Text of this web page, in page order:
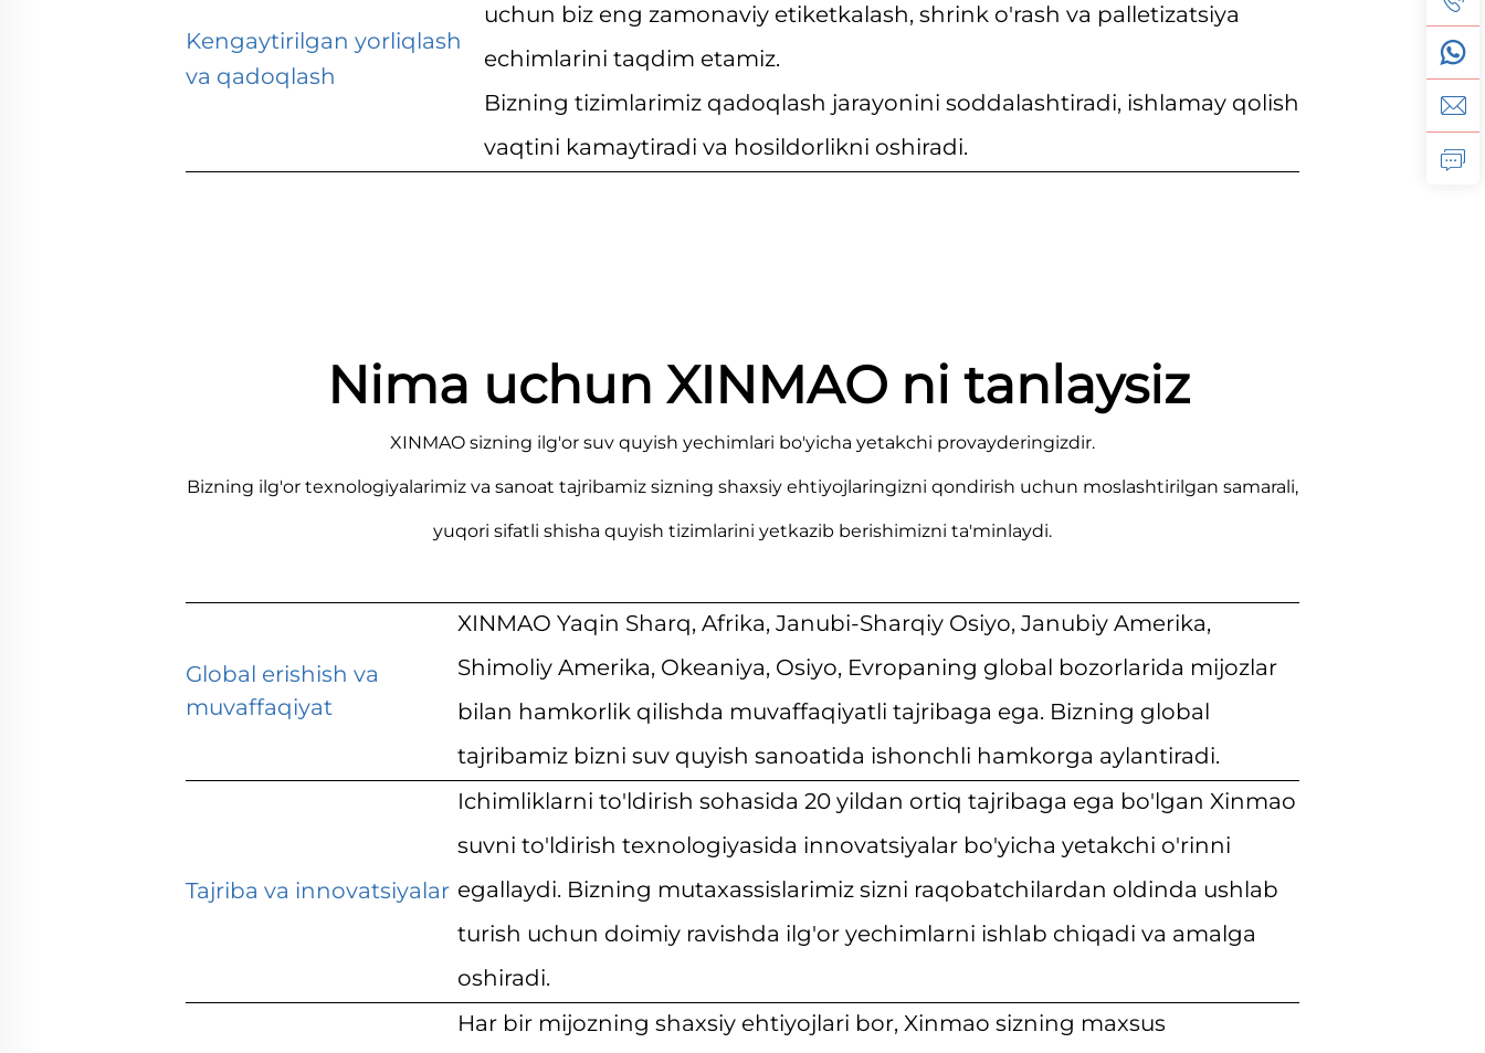
Kengaytirilgan yorliqlash
va qadoqlash
uchun biz eng zamonaviy etiketkalash, shrink o'rash va palletizatsiya
echimlarini taqdim etamiz.
Bizning tizimlarimiz qadoqlash jarayonini soddalashtiradi, ishlamay qolish
vaqtini kamaytiradi va hosildorlikni oshiradi.
Nima uchun XINMAO ni tanlaysiz
XINMAO sizning ilg'or suv quyish yechimlari bo'yicha yetakchi provayderingizdir.
Bizning ilg'or texnologiyalarimiz va sanoat tajribamiz sizning shaxsiy ehtiyojlaringizni qondirish uchun moslashtirilgan samarali,
yuqori sifatli shisha quyish tizimlarini yetkazib berishimizni ta'minlaydi.
Global erishish va
muvaffaqiyat
XINMAO Yaqin Sharq, Afrika, Janubi-Sharqiy Osiyo, Janubiy Amerika,
Shimoliy Amerika, Okeaniya, Osiyo, Evropaning global bozorlarida mijozlar
bilan hamkorlik qilishda muvaffaqiyatli tajribaga ega. Bizning global
tajribamiz bizni suv quyish sanoatida ishonchli hamkorga aylantiradi.
Tajriba va innovatsiyalar
Ichimliklarni to'ldirish sohasida 20 yildan ortiq tajribaga ega bo'lgan Xinmao
suvni to'ldirish texnologiyasida innovatsiyalar bo'yicha yetakchi o'rinni
egallaydi. Bizning mutaxassislarimiz sizni raqobatchilardan oldinda ushlab
turish uchun doimiy ravishda ilg'or yechimlarni ishlab chiqadi va amalga
oshiradi.
Har bir mijozning shaxsiy ehtiyojlari bor, Xinmao sizning maxsus